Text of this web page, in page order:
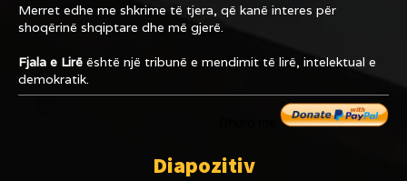
Merret edhe me shkrime të tjera, që kanë interes për
shoqërinë shqiptare dhe më gjerë.
Fjala e Lirë është një tribunë e mendimit të lirë, intelektual e
demokratik.
Diapozitiv